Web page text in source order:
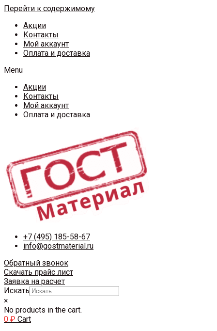
Перейти к содержимому
Акции
Контакты
Мой аккаунт
Оплата и доставка
Menu
Акции
Контакты
Мой аккаунт
Оплата и доставка
+7 (495) 185-58-67
info@gostmaterial.ru
Обратный звонок
Скачать прайс лист
Заявка на расчет
Искать
×
No products in the cart.
0 ₽ Cart